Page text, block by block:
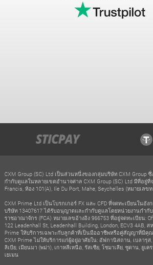
CXM Group (SC) Ltd เป็นส่วนหนึ่งของกลุ่มบริษัท CXM Group
กำกับดูแลในหลายเขตอำนาจศาล CXM Group (SC) Ltd มีที่อยู่ที่
Francis, ห้อง 101(A), Ile Du Port, Mahe, Seychelles (หมายเลข
CXM Prime Ltd เป็นโบรกเกอร์ FX และ CFD ที่จดทะเบียนในอัง
บริษัท 13407617 ได้รับอนุญาตและกำกับดูแลโดยหน่วยงานกำกั
ราชอาณาจักร (FCA) หมายเลขอ้างอิง 966753 ที่อยู่จดทะเบียน:
122 Leadenhall St, Leadenhall Building, London, ECV3 4AB,
Prime ให้บริการเฉพาะกับลูกค้าที่เป็นมืออาชีพหรือคู่สัญญาที่มีคุ
CXM Prime ไม่ให้บริการแก่ผู้อยู่อาศัยใน: อัฟกานิสถาน, เบลารุส
ลิเบีย, เมียนมา (พม่า), เกาหลีเหนือ, รัสเซีย, โซมาเลีย, ซูดาน, ยูเ
เยเมน